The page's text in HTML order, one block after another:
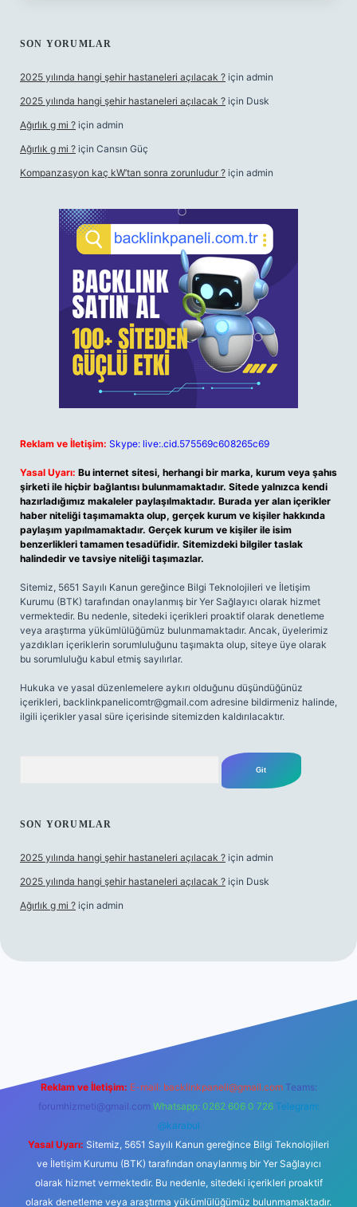
SON YORUMLAR
2025 yılında hangi şehir hastaneleri açılacak ? için admin
2025 yılında hangi şehir hastaneleri açılacak ? için Dusk
Ağırlık g mi ? için admin
Ağırlık g mi ? için Cansın Güç
Kompanzasyon kaç kW’tan sonra zorunludur ? için admin
Reklam ve İletişim: Skype: live:.cid.575569c608265c69
Yasal Uyarı: Bu internet sitesi, herhangi bir marka, kurum veya şahıs
şirketi ile hiçbir bağlantısı bulunmamaktadır. Sitede yalnızca kendi
hazırladığımız makaleler paylaşılmaktadır. Burada yer alan içerikler
haber niteliği taşımamakta olup, gerçek kurum ve kişiler hakkında
paylaşım yapılmamaktadır. Gerçek kurum ve kişiler ile isim
benzerlikleri tamamen tesadüfidir. Sitemizdeki bilgiler taslak
halindedir ve tavsiye niteliği taşımazlar.
Sitemiz, 5651 Sayılı Kanun gereğince Bilgi Teknolojileri ve İletişim
Kurumu (BTK) tarafından onaylanmış bir Yer Sağlayıcı olarak hizmet
vermektedir. Bu nedenle, sitedeki içerikleri proaktif olarak denetleme
veya araştırma yükümlülüğümüz bulunmamaktadır. Ancak, üyelerimiz
yazdıkları içeriklerin sorumluluğunu taşımakta olup, siteye üye olarak
bu sorumluluğu kabul etmiş sayılırlar.
Hukuka ve yasal düzenlemelere aykırı olduğunu düşündüğünüz
içerikleri, backlinkpanelicomtr@gmail.com adresine bildirmeniz halinde,
ilgili içerikler yasal süre içerisinde sitemizden kaldırılacaktır.
SON YORUMLAR
2025 yılında hangi şehir hastaneleri açılacak ? için admin
2025 yılında hangi şehir hastaneleri açılacak ? için Dusk
Ağırlık g mi ? için admin
Reklam ve İletişim: E-mail: backlinkpaneli@gmail.com Teams:
forumhizmeti@gmail.com Whatsapp: 0262 606 0 726 Telegram:
@karabul
Yasal Uyarı: Sitemiz, 5651 Sayılı Kanun gereğince Bilgi Teknolojileri
ve İletişim Kurumu (BTK) tarafından onaylanmış bir Yer Sağlayıcı
olarak hizmet vermektedir. Bu nedenle, sitedeki içerikleri proaktif
olarak denetleme veya araştırma yükümlülüğümüz bulunmamaktadır.